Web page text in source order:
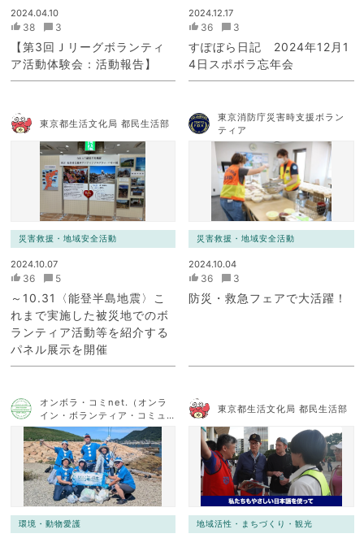
2024.04.10
38 3
【第3回Ｊリーグボランティ
ア活動体験会：活動報告】
2024.12.17
36 3
すぽぼら日記 2024年12月1
4日スポボラ忘年会
東京都生活文化局 都民生活部
災害救援・地域安全活動
2024.10.07
36 5
～10.31〈能登半島地震〉こ
れまで実施した被災地でのボ
ランティア活動等を紹介する
パネル展示を開催
東京消防庁災害時支援ボラン
ティア
災害救援・地域安全活動
2024.10.04
36 3
防災・救急フェアで大活躍！
オンボラ・コミnet.（オンラ
イン・ボランティア・コミュ
ニケーション・ネットワー
ク）
環境・動物愛護
東京都生活文化局 都民生活部
地域活性・まちづくり・観光